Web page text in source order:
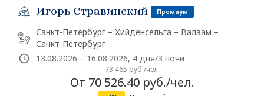
Игорь Стравинский Премиум
Санкт-Петербург – Хийденсельга – Валаам –
Санкт-Петербург
13.08.2026 – 16.08.2026, 4 дня/3 ночи
73 465 руб./чел.
От 70 526.40 руб./чел.